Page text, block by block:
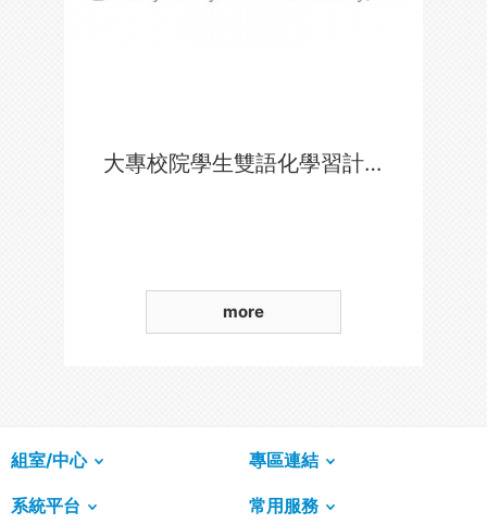
大專校院學生雙語化學習計畫
more
組室/中心 專區連結
系統平台 常用服務